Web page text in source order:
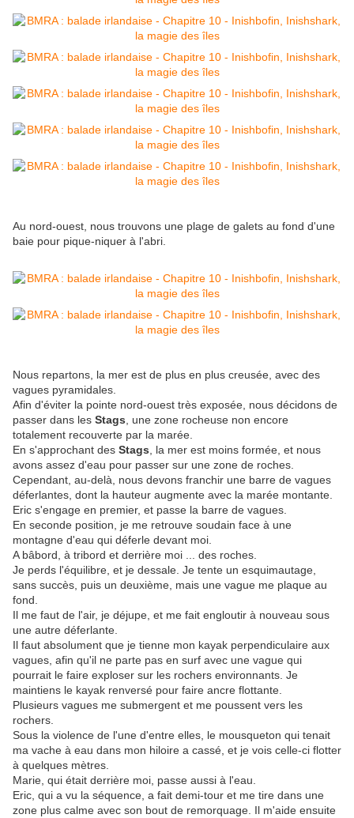
Au nord-ouest, nous trouvons une plage de galets au fond d'une
baie pour pique-niquer à l'abri.
Nous repartons, la mer est de plus en plus creusée, avec des
vagues pyramidales.
Afin d'éviter la pointe nord-ouest très exposée, nous décidons de
passer dans les Stags , une zone rocheuse non encore
totalement recouverte par la marée.
En s'approchant des Stags , la mer est moins formée, et nous
avons assez d'eau pour passer sur une zone de roches.
Cependant, au-delà, nous devons franchir une barre de vagues
déferlantes, dont la hauteur augmente avec la marée montante.
Eric s'engage en premier, et passe la barre de vagues.
En seconde position, je me retrouve soudain face à une
montagne d'eau qui déferle devant moi.
A bâbord, à tribord et derrière moi ... des roches.
Je perds l'équilibre, et je dessale. Je tente un esquimautage,
sans succès, puis un deuxième, mais une vague me plaque au
fond.
Il me faut de l'air, je déjupe, et me fait engloutir à nouveau sous
une autre déferlante.
Il faut absolument que je tienne mon kayak perpendiculaire aux
vagues, afin qu'il ne parte pas en surf avec une vague qui
pourrait le faire exploser sur les rochers environnants. Je
maintiens le kayak renversé pour faire ancre flottante.
Plusieurs vagues me submergent et me poussent vers les
rochers.
Sous la violence de l'une d'entre elles, le mousqueton qui tenait
ma vache à eau dans mon hiloire a cassé, et je vois celle-ci flotter
à quelques mètres.
Marie, qui était derrière moi, passe aussi à l'eau.
Eric, qui a vu la séquence, a fait demi-tour et me tire dans une
zone plus calme avec son bout de remorquage. Il m'aide ensuite